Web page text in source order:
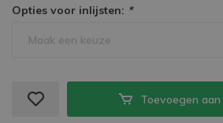
Opties voor inlijsten: *
Maak een keuze
Toevoegen